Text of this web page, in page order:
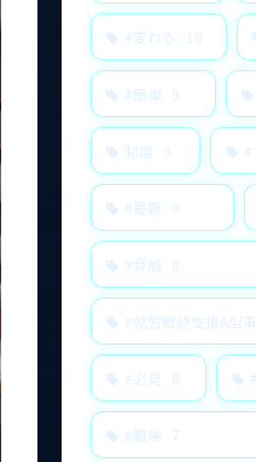
#変わる 10
#簡単 9
制度 9 #
#最新 8
#脅威 8
#就労継続支援A型
#必見 8
#職場 7